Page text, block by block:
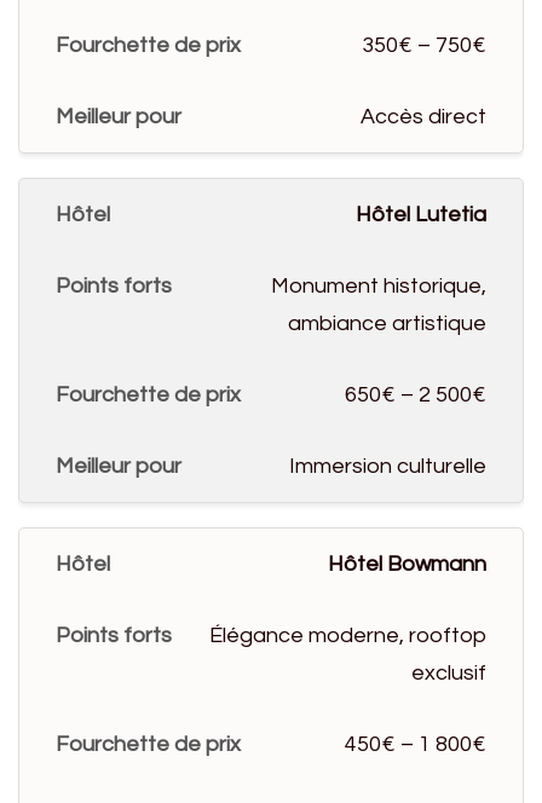
350€ – 750€
Accès direct
Hôtel Lutetia
Monument historique,
ambiance artistique
650€ – 2 500€
Immersion culturelle
Hôtel Bowmann
Élégance moderne, rooftop
exclusif
450€ – 1 800€